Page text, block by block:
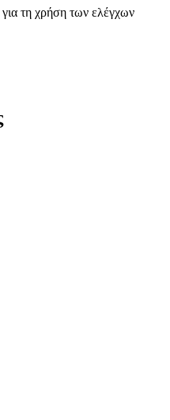
για τη χρήση των ελέγχων